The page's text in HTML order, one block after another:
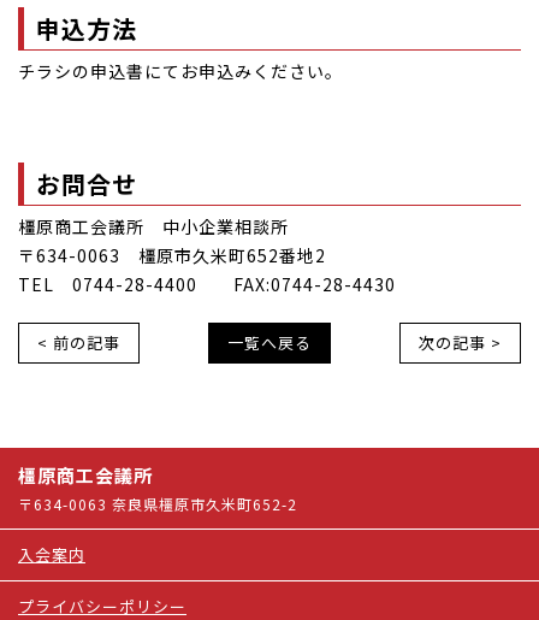
申込方法
チラシの申込書にてお申込みください。
お問合せ
橿原商工会議所 中小企業相談所
〒634-0063 橿原市久米町652番地2
TEL 0744-28-4400 FAX:0744-28-4430
< 前の記事 一覧へ戻る 次の記事 >
橿原商工会議所
〒634-0063 奈良県橿原市久米町652-2
入会案内
プライバシーポリシー